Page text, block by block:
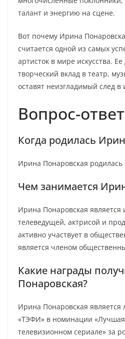
талант и энергию на сцене.
Вот почему Ирина
считается одной из самых
артисток в мире искусства.
творческий вклад в театр,
оставят неизгладимый след в
Вопрос-
Когда родилась
Ирина Понаровская родилась
Чем занимается
Ирина Понаровская является
телеведущей, актрисой и
активно участвует в
является членом
Какие награды
Понаровская?
Ирина Понаровская является
«ТЭФИ» в номинации «Лучшая
телевизионном сериале» за